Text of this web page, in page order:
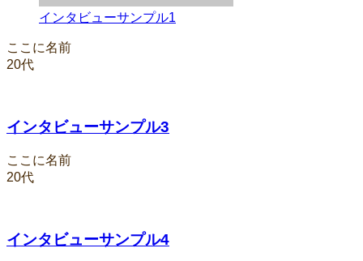
インタビューサンプル1
ここに名前
20代
インタビューサンプル3
ここに名前
20代
インタビューサンプル4